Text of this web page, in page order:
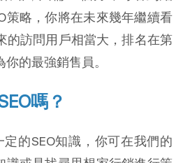
策略，你將在未來幾年繼續看
的訪問用戶相當大，排名在第
的最強銷售員。
嗎？
的SEO知識，你可在我們的